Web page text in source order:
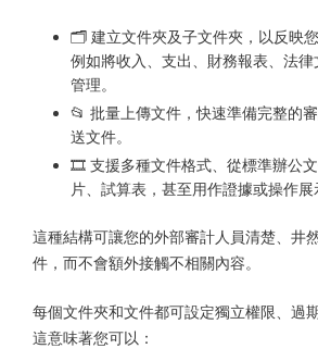
🗂 建立文件夾及子文件夾，以反映您
例如將收入、支出、財務報表、法
管理。
📂 批量上傳文件，快速準備完整的
送文件。
🎞 支援多種文件格式、從標準辦公
片、試算表，甚至用作證據或操作展
這種結構可讓您的外部審計人員清楚、井
件，而不會額外接觸不相關內容。
每個文件夾和文件都可設定獨立權限、過
這意味著您可以：